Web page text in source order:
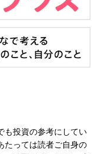
も投資の参考にしてい
たっては読者ご自身の